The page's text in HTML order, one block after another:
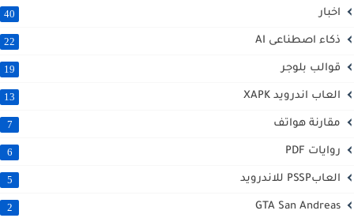
اخبار 40
ذكاء اصطناعى AI 22
قوالب بلوجر 19
العاب اندرويد XAPK 13
مقارنة هواتف 7
روايات PDF 6
العابPSSP للاندرويد 5
GTA San Andreas
2